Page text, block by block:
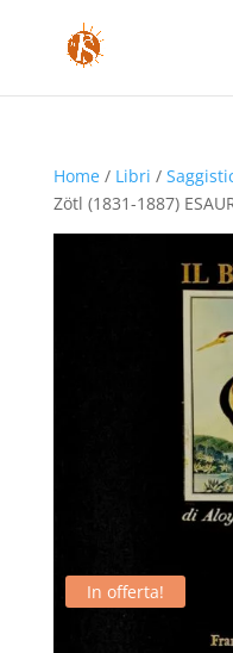
Home/ Libri /
Zötl (1831-1887)
In offerta!